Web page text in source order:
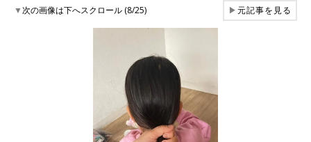
▼次の画像は下へスクロール (8/25) ▶元記事を見る